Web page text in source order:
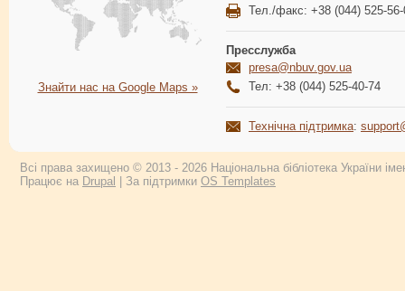
Знайти нас на Google Maps »
Тел./факс: +38 (044) 525-56-
Пресслужба
presa@nbuv.gov.ua
Тел: +38 (044) 525-40-74
Технічна підтримка:
Всі права захищено © 2013 - 2026 Національна бібліотека України
Працює на Drupal | За підтримки OS Templates